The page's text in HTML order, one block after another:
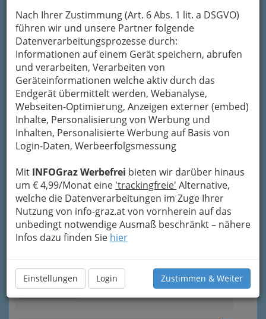
Nach Ihrer Zustimmung (Art. 6 Abs. 1 lit. a DSGVO)
führen wir und unsere Partner folgende
Datenverarbeitungsprozesse durch:
Informationen auf einem Gerät speichern, abrufen
und verarbeiten, Verarbeiten von
Geräteinformationen welche aktiv durch das
Endgerät übermittelt werden, Webanalyse,
Webseiten-Optimierung, Anzeigen externer (embed)
Inhalte, Personalisierung von Werbung und
Inhalten, Personalisierte Werbung auf Basis von
Login-Daten, Werbeerfolgsmessung
Mit INFOGraz Werbefrei bieten wir darüber hinaus
um € 4,99/Monat eine 'trackingfreie' Alternative,
welche die Datenverarbeitungen im Zuge Ihrer
Nutzung von info-graz.at von vornherein auf das
unbedingt notwendige Ausmaß beschränkt – nähere
Infos dazu finden Sie hier
Einstellungen Login Zustimmen & Weiter
Ing. Gerold Gissing
Weizbachweg 87, 8045 Graz-Andritz
+43 (3852) 30028
+43 (3852) 30091
E-Mail
Karte & Routenplaner
Eintrag ändern
Kategorien
3
Linde Kältetechnik Gesellschaft
m.b.H. Zweigniederlassung Graz
Alte Poststraße 376, 8055 Graz-Puntigam
+43 316 297 136-0
+43 316 297 136-30
Eintrag ändern
Kategorien